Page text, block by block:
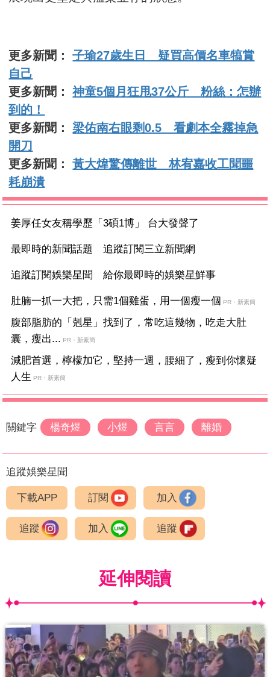
更多新聞：子瑜27歲生日 疑買高價名車犒賞
自己
更多新聞：神童5個月狂甩37公斤 粉絲：怎辦
到的！
更多新聞：梁佑南右眼剩0.5 看劇本全霧掉急
開刀
更多新聞：黃大煒驚傳離世 林宥嘉收工聞噩
耗崩潰
姜厚任女友稱學歷「3碩1博」 台大發聲了
最即時的新聞話題 追蹤訂閱三立新聞網
追蹤訂閱娛樂星聞 給你最即時的娛樂星鮮事
肚腩一抓一大把，只需1個雞蛋，用一個瘦一個 PR・新素簡
腹部脂肪的「剋星」找到了，常吃這幾物，吃走大肚
囊，瘦出... PR・新素簡
減肥首選，檸檬加它，堅持一週，腰細了，瘦到你懷疑
人生 PR・新素簡
關鍵字 楊奇煜 小煜 言言 離婚
追蹤娛樂星聞
下載APP 訂閱 加入
追蹤 加入 追蹤
延伸閱讀